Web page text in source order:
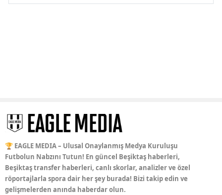
🏆 EAGLE MEDIA – Ulusal Onaylanmış Medya Kuruluşu
Futbolun Nabzını Tutun! En güncel Beşiktaş haberleri,
Beşiktaş transfer haberleri, canlı skorlar, analizler ve özel
röportajlarla spora dair her şey burada! Bizi takip edin ve
gelişmelerden anında haberdar olun.